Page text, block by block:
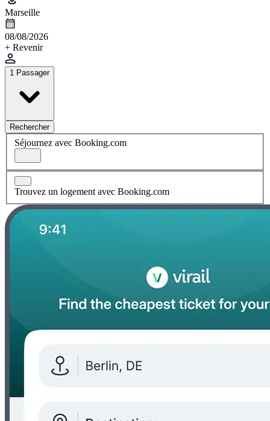
Marseille
08/08/2026
+ Revenir
1 Passager
Rechercher
Séjournez avec Booking.com
Trouvez un logement avec Booking.com